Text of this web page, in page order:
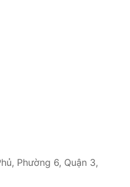
Phường 6, Quận 3,